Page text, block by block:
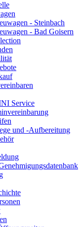
- Steinbach
- Bad Goisern
Service
und -Aufbereitung